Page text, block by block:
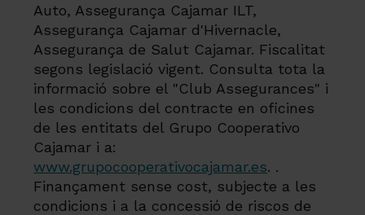
Auto, Assegurança Cajamar ILT,
Assegurança Cajamar d'Hivernacle,
Assegurança de Salut Cajamar. Fiscalitat
segons legislació vigent. Consulta tota la
informació sobre el "Club Assegurances" i
les condicions del contracte en oficines
de les entitats del Grupo Cooperativo
Cajamar i a:
www.grupocooperativocajamar.es. .
Finançament sense cost, subjecte a les
condicions i a la concessió de riscos de